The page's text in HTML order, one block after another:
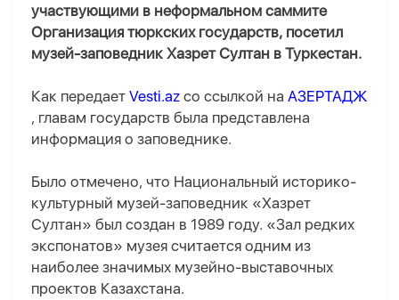
участвующими в неформальном саммите
Организация тюркских государств, посетил
музей-заповедник Хазрет Султан в Туркестан.
Как передает Vesti.az со ссылкой на АЗЕРТАДЖ
, главам государств была представлена
информация о заповеднике.
Было отмечено, что Национальный историко-
культурный музей-заповедник «Хазрет
Султан» был создан в 1989 году. «Зал редких
экспонатов» музея считается одним из
наиболее значимых музейно-выставочных
проектов Казахстана.